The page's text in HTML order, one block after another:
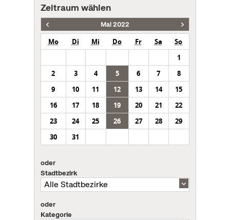
Zeitraum wählen
Mai 2022
Mo Di Mi Do Fr Sa
So
1
2
3 4 5 6 7
8
9
10 11 12 13 14
15
16
17 18 19 20 21
22
23
24 25 26 27 28
29
30
31
oder
Stadtbezirk
oder
Kategorie